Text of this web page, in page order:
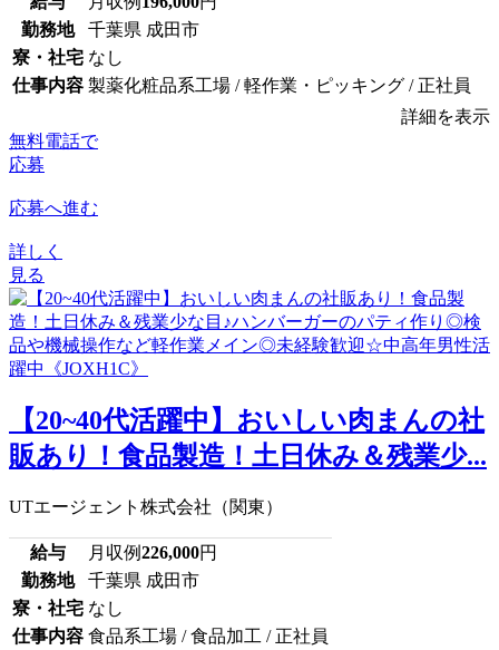
勤務地
千葉県 成田市
寮・社宅 なし
仕事内容 製薬化粧品系工場 / 軽作業・ピッキング / 正社員
詳細を表示
無料電話で
応募
応募へ進む
詳しく
見る
【20~40代活躍中】おいしい肉まんの社
販あり！食品製造！土日休み＆残業少...
UTエージェント株式会社（関東）
給与 月収例226,000円
勤務地
千葉県 成田市
寮・社宅 なし
仕事内容 食品系工場 / 食品加工 / 正社員